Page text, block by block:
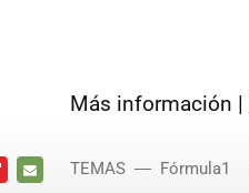
Más información |
TEMAS Fórmula1